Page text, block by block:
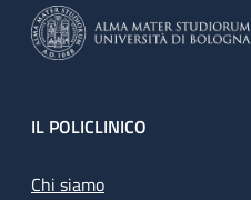
Footer
IL POLICLINICO
Chi siamo